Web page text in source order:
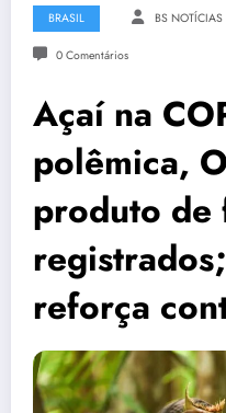
BRASIL BS NOTÍCIAS
0 Comentários
Açaí na
polêmica,
produto de
reforça